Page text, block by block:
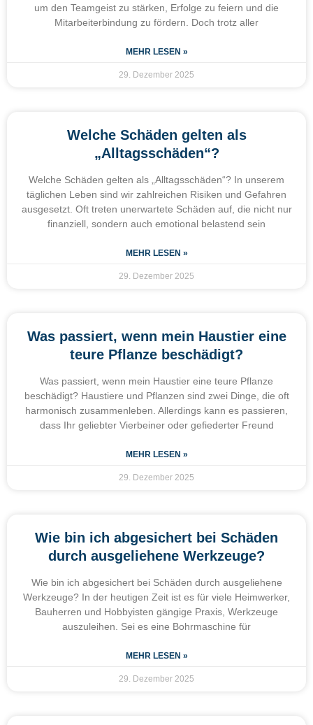
um den Teamgeist zu stärken, Erfolge zu feiern und die
Mitarbeiterbindung zu fördern. Doch trotz aller
MEHR LESEN »
29. Dezember 2025
Welche Schäden gelten als
„Alltagsschäden“?
Welche Schäden gelten als „Alltagsschäden“? In unserem
täglichen Leben sind wir zahlreichen Risiken und Gefahren
ausgesetzt. Oft treten unerwartete Schäden auf, die nicht nur
finanziell, sondern auch emotional belastend sein
MEHR LESEN »
29. Dezember 2025
Was passiert, wenn mein Haustier eine
teure Pflanze beschädigt?
Was passiert, wenn mein Haustier eine teure Pflanze
beschädigt? Haustiere und Pflanzen sind zwei Dinge, die oft
harmonisch zusammenleben. Allerdings kann es passieren,
dass Ihr geliebter Vierbeiner oder gefiederter Freund
MEHR LESEN »
29. Dezember 2025
Wie bin ich abgesichert bei Schäden
durch ausgeliehene Werkzeuge?
Wie bin ich abgesichert bei Schäden durch ausgeliehene
Werkzeuge? In der heutigen Zeit ist es für viele Heimwerker,
Bauherren und Hobbyisten gängige Praxis, Werkzeuge
auszuleihen. Sei es eine Bohrmaschine für
MEHR LESEN »
29. Dezember 2025